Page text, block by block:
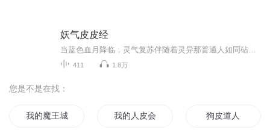
妖气皮皮经
411 1.8万
您是不是在找：
我的魔王城有皮肤 我的人皮会说话 狗皮道人